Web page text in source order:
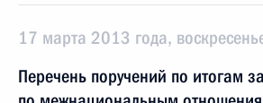
17 марта 2013 года,
Перечень поручений по итогам